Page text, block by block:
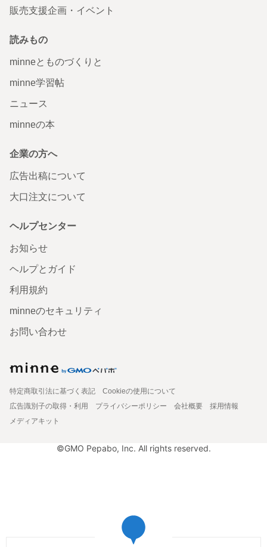
販売支援企画・イベント
読みもの
minneとものづくりと
minne学習帖
ニュース
minneの本
企業の方へ
広告出稿について
大口注文について
ヘルプセンター
お知らせ
ヘルプとガイド
利用規約
minneのセキュリティ
お問い合わせ
特定商取引法に基づく表記
Cookieの使用について
広告識別子の取得・利用
プライバシーポリシー 会社概要
採用情報
メディアキット
©GMO Pepabo, Inc. All rights reserved.